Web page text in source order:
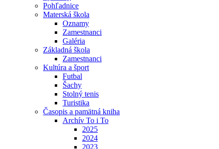
Pohľadnice
Materská škola
Oznamy
Zamestnanci
Galéria
Základná škola
Zamestnanci
Kultúra a šport
Futbal
Šachy
Stolný tenis
Turistika
Časopis a pamätná kniha
Archív To i To
2025
2024
2023